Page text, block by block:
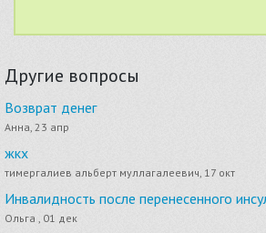
Другие вопросы
Возврат денег
Анна, 23 апр
жкх
тимергалиев альберт муллагалеевич, 17 окт
Инвалидность после перенесенного
Ольга , 01 дек